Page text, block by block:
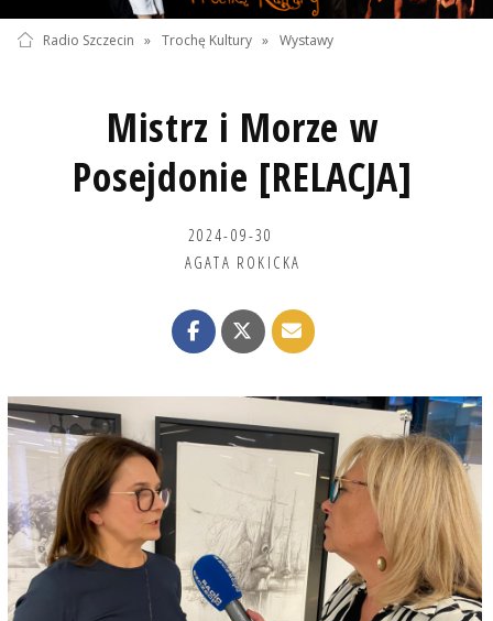
Radio Szczecin » Trochę Kultury » Wystawy
Mistrz i Morze w
Posejdonie [RELACJA]
2024-09-30
AGATA ROKICKA